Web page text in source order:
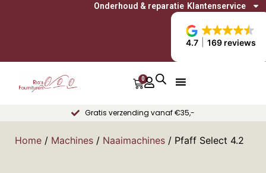
4.7 169 reviews
Onderhoud & reparatie Klantenservice
0
Gratis verzending vanaf €35,-
Home / Machines / Naaimachines / Pfaff Select 4.2